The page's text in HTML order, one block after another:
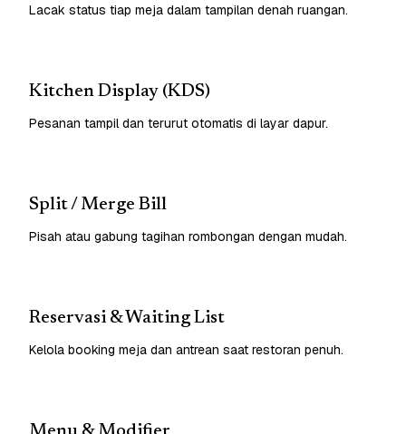
Lacak status tiap meja dalam tampilan denah ruangan.
Kitchen Display (KDS)
Pesanan tampil dan terurut otomatis di layar dapur.
Split / Merge Bill
Pisah atau gabung tagihan rombongan dengan mudah.
Reservasi & Waiting List
Kelola booking meja dan antrean saat restoran penuh.